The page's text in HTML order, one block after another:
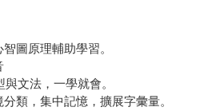
圖原理輔助學習。
文法，一學就會。
類，集中記憶，擴展字彙量。